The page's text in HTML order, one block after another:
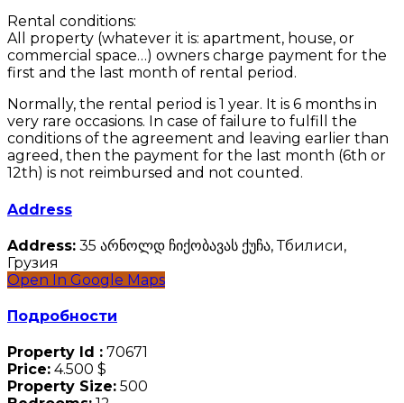
Rental conditions:
All property (whatever it is: apartment, house, or
commercial space…) owners charge payment for the
first and the last month of rental period.
Normally, the rental period is 1 year. It is 6 months in
very rare occasions. In case of failure to fulfill the
conditions of the agreement and leaving earlier than
agreed, then the payment for the last month (6th or
12th) is not reimbursed and not counted.
Address
Address: 35 არნოლდ ჩიქობავას ქუჩა, Тбилиси,
Грузия
Open In Google Maps
Подробности
Property Id : 70671
Price: 4.500 $
Property Size: 500